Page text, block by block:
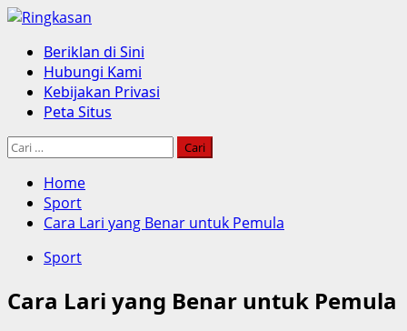
Skip
content
Primary
Menu
Beriklan di Sini
Hubungi Kami
Kebijakan Privasi
Peta Situs
Cari
Home
Sport
Cara Lari yang Benar untuk Pemula
Sport
Cara Lari yang Benar untuk Pemula